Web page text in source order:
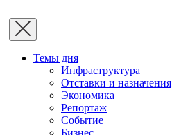
Темы дня
Инфраструктура
Отставки и назначения
Экономика
Репортаж
Событие
Бизнес